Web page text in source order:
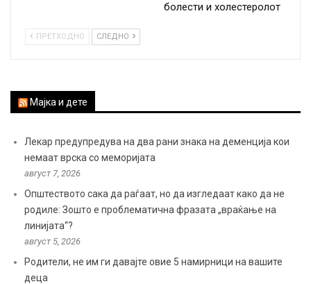
болести и холестеролот
ПРЕТХОДНО СЛЕДНО
Мајка и дете
Лекар предупредува на два рани знака на деменција кои
немаат врска со меморијата
август 7, 2026
Општеството сака да раѓаат, но да изгледаат како да не
родиле: Зошто е проблематична фразата „враќање на
линијата“?
август 5, 2026
Родители, не им ги давајте овие 5 намирници на вашите
деца